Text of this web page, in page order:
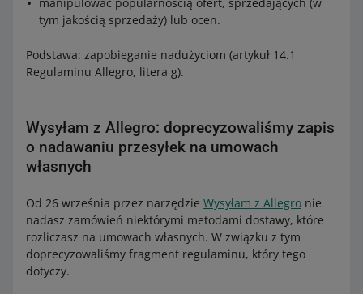
tym jakością sprzedaży) lub ocen.
Podstawa: zapobieganie nadużyciom (artykuł 14.1
Regulaminu Allegro, litera g).
Wysyłam z Allegro: doprecyzowaliśmy zapis
o nadawaniu przesyłek na umowach
własnych
Od 26 września przez narzędzie Wysyłam z Allegro nie
nadasz zamówień niektórymi metodami dostawy, które
rozliczasz na umowach własnych. W związku z tym
doprecyzowaliśmy fragment regulaminu, który tego
dotyczy.